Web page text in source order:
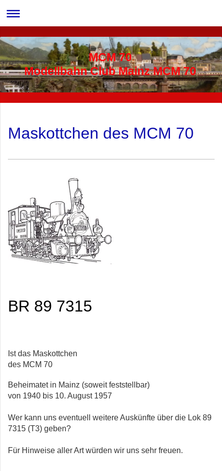
MCM 70
Modellbahn Club Mainz MCM 70
Maskottchen des MCM 70
BR 89 7315
Ist das Maskottchen
des MCM 70
Beheimatet in Mainz (soweit feststellbar)
von 1940 bis 10. August 1957
Wer kann uns eventuell weitere Auskünfte über die Lok 89
7315 (T3) geben?
Für Hinweise aller Art würden wir uns sehr freuen.